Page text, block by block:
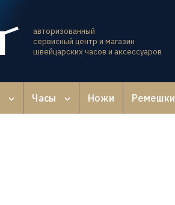
авторизованный
сервисный центр и магазин
швейцарских часов и аксессуаров
Часы Ножи Ремешки